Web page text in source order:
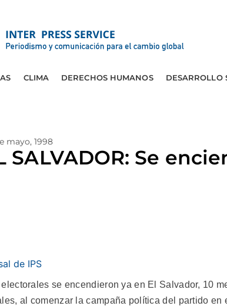
CLIMA DERECHOS HUMANOS DESARROLLO
mayo, 1998
SALVADOR: Se
de IPS
electorales se encendieron ya en El Salvador, 10
al comenzar la campaña política del partido en